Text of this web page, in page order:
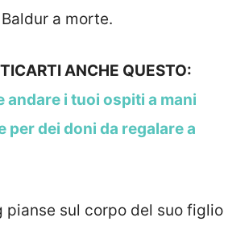
a morte.
ANCHE QUESTO:
andare i tuoi ospiti a mani
per dei doni da regalare a
pianse sul corpo del suo figlio